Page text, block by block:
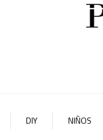
DIY NIÑOS